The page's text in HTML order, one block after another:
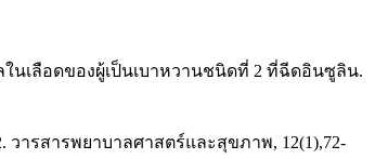
นเลือดของผู้เป็นเบาหวานชนิดที่ 2 ที่ฉีดอินซูลิน.
ารสารพยาบาลศาสตร์และสุขภาพ, 12(1),72-